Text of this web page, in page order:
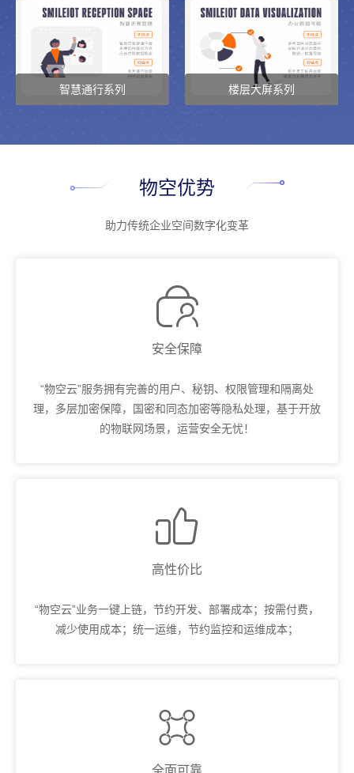
智慧通行系列
楼层大屏系列
物空优势
助力传统企业空间数字化变革

安全保障
“物空云”服务拥有完善的用户、秘钥、权限管理和隔离处
理，多层加密保障，国密和同态加密等隐私处理，基于开放
的物联网场景，运营安全无忧！

高性价比
“物空云”业务一键上链，节约开发、部署成本；按需付费，
减少使用成本；统一运维，节约监控和运维成本；

全面可靠